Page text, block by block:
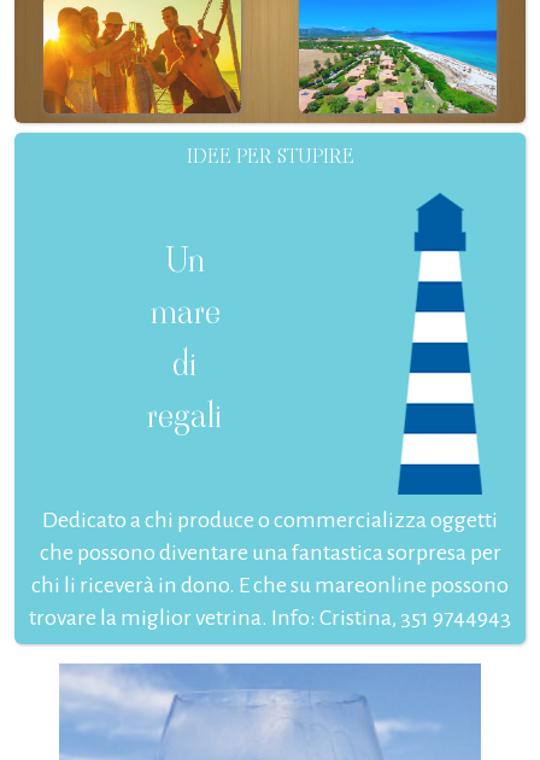
IDEE PER STUPIRE
Un
mare
di
regali
Dedicato a chi produce o commercializza oggetti
che possono diventare una fantastica sorpresa per
chi li riceverà in dono. E che su mareonline possono
trovare la miglior vetrina. Info: Cristina, 351 9744943